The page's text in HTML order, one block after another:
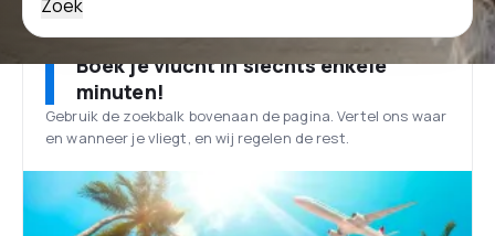
Zoek
Boek je vlucht in slechts enkele
minuten!
Gebruik de zoekbalk bovenaan de pagina. Vertel ons waar
en wanneer je vliegt, en wij regelen de rest.